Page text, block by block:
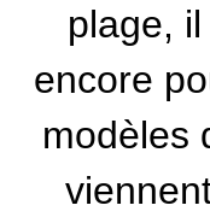
plage,
encore
modèles